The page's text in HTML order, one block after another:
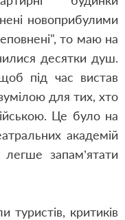
новоприбулими
то маю на
десятки душ.
під час вистав
для тих, хто
Це було на
академій
запам’ятати
критиків